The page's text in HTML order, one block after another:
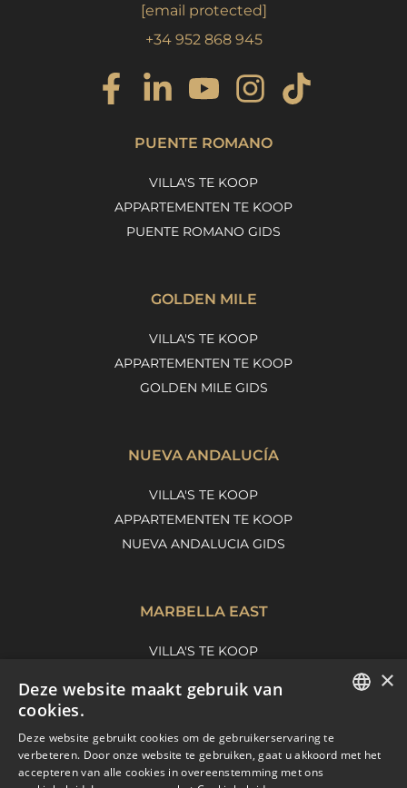
[email protected]
+34 952 868 945
PUENTE ROMANO
VILLA'S TE KOOP
APPARTEMENTEN TE KOOP
PUENTE ROMANO GIDS
GOLDEN MILE
VILLA'S TE KOOP
APPARTEMENTEN TE KOOP
GOLDEN MILE GIDS
NUEVA ANDALUCÍA
VILLA'S TE KOOP
APPARTEMENTEN TE KOOP
NUEVA ANDALUCIA GIDS
MARBELLA EAST
VILLA'S TE KOOP
MARBELLA EAST GUIDE
SPANISH
×
Deze website maakt gebruik van
cookies.
Deze website gebruikt cookies om de gebruikerservaring te
verbeteren. Door onze website te gebruiken, gaat u akkoord met het
accepteren van alle cookies in overeenstemming met ons